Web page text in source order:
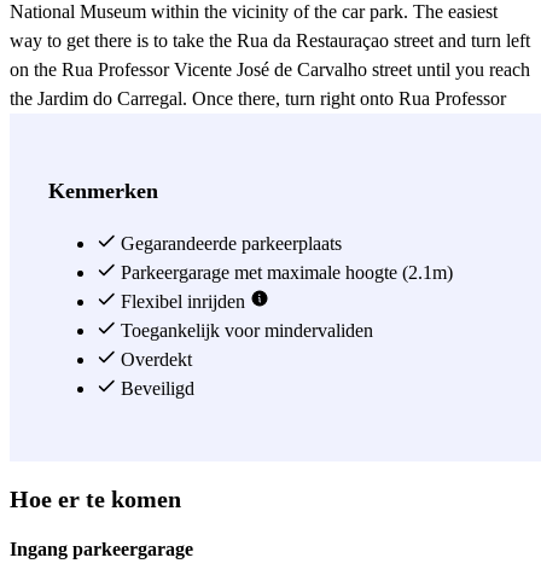
National Museum within the vicinity of the car park. The easiest
way to get there is to take the Rua da Restauraçao street and turn left
on the Rua Professor Vicente José de Carvalho street until you reach
the Jardim do Carregal. Once there, turn right onto Rua Professor
Zie meer
Kenmerken
Gegarandeerde parkeerplaats
Parkeergarage met maximale hoogte (2.1m)
Flexibel inrijden
Toegankelijk voor mindervaliden
Overdekt
Beveiligd
Hoe er te komen
Ingang parkeergarage